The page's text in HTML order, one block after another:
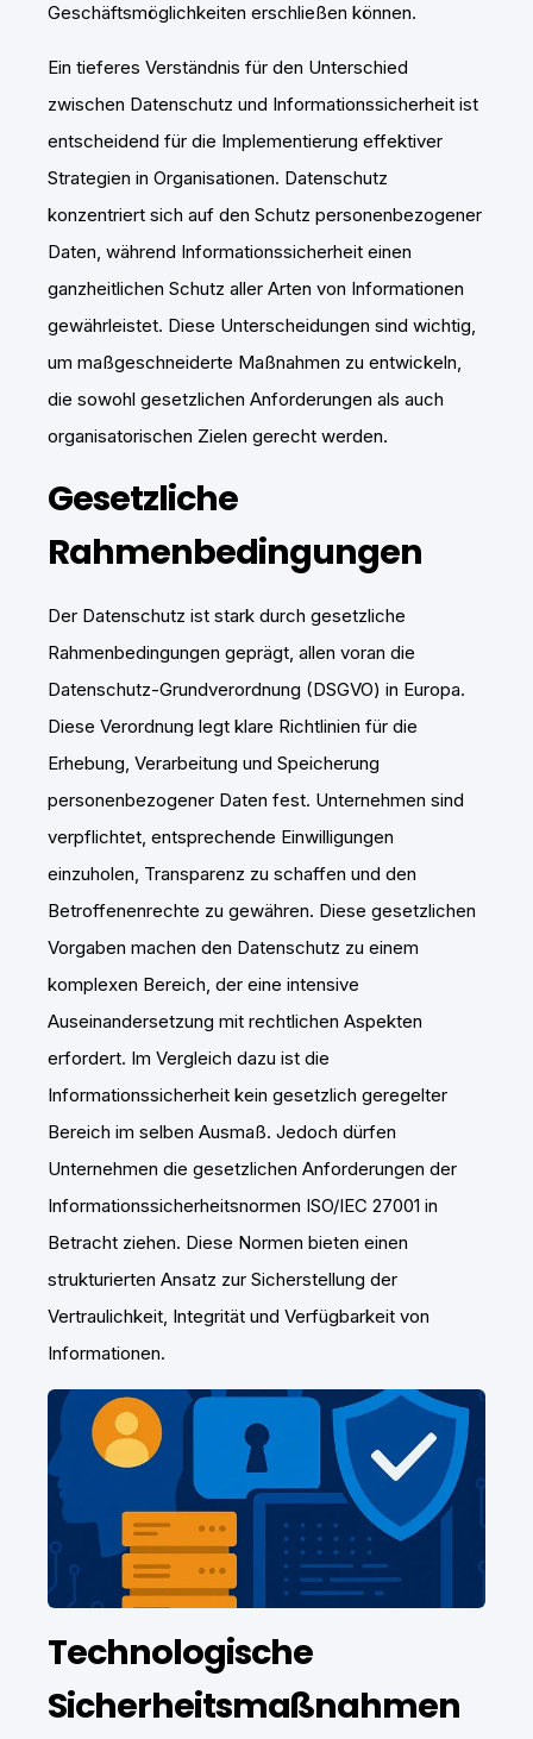
Geschäftsmöglichkeiten erschließen können.
Ein tieferes Verständnis für den Unterschied
zwischen Datenschutz und Informationssicherheit ist
entscheidend für die Implementierung effektiver
Strategien in Organisationen. Datenschutz
konzentriert sich auf den Schutz personenbezogener
Daten, während Informationssicherheit einen
ganzheitlichen Schutz aller Arten von Informationen
gewährleistet. Diese Unterscheidungen sind wichtig,
um maßgeschneiderte Maßnahmen zu entwickeln,
die sowohl gesetzlichen Anforderungen als auch
organisatorischen Zielen gerecht werden.
Gesetzliche
Rahmenbedingungen
Der Datenschutz ist stark durch gesetzliche
Rahmenbedingungen geprägt, allen voran die
Datenschutz-Grundverordnung (DSGVO) in Europa.
Diese Verordnung legt klare Richtlinien für die
Erhebung, Verarbeitung und Speicherung
personenbezogener Daten fest. Unternehmen sind
verpflichtet, entsprechende Einwilligungen
einzuholen, Transparenz zu schaffen und den
Betroffenenrechte zu gewähren. Diese gesetzlichen
Vorgaben machen den Datenschutz zu einem
komplexen Bereich, der eine intensive
Auseinandersetzung mit rechtlichen Aspekten
erfordert. Im Vergleich dazu ist die
Informationssicherheit kein gesetzlich geregelter
Bereich im selben Ausmaß. Jedoch dürfen
Unternehmen die gesetzlichen Anforderungen der
Informationssicherheitsnormen ISO/IEC 27001 in
Betracht ziehen. Diese Normen bieten einen
strukturierten Ansatz zur Sicherstellung der
Vertraulichkeit, Integrität und Verfügbarkeit von
Informationen.
Technologische
Sicherheitsmaßnahmen